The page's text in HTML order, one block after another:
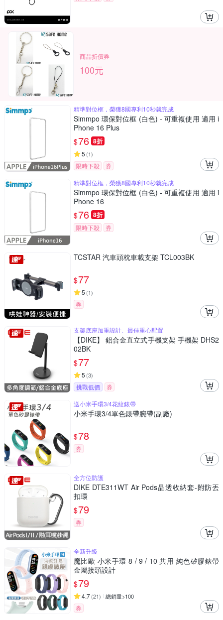
商品折價券
100元
精準對位框，榮獲8國專利10秒就完成
Simmpo 環保對位框 (白色) - 可重複使用 適用 i
Phone 16 Plus
$76 8折
5 (1)
限時下殺
券
精準對位框，榮獲8國專利10秒就完成
Simmpo 環保對位框 (白色) - 可重複使用 適用 i
Phone 16
$76 8折
限時下殺 券
TCSTAR 汽車頭枕車載支架 TCL003BK
$77
5 (1)
券
支架底座加重設計、最佳重心配置
【DIKE】 鋁合金直立式手機支架 手機架 DHS2
02BK
$77
5 (3)
挑戰低價
券
送小米手環3/4花紋錶帶
小米手環3/4單色錶帶腕帶(副廠)
$78
券
全方位防護
DIKE DTE311WT Air Pods晶透收納套-附防丟
扣環
$79
券
全新升級
魔比歐 小米手環 8 / 9 / 10 共用 純色矽膠錶帶
金屬接頭設計
$79
4.7(21) 總銷量>100
券